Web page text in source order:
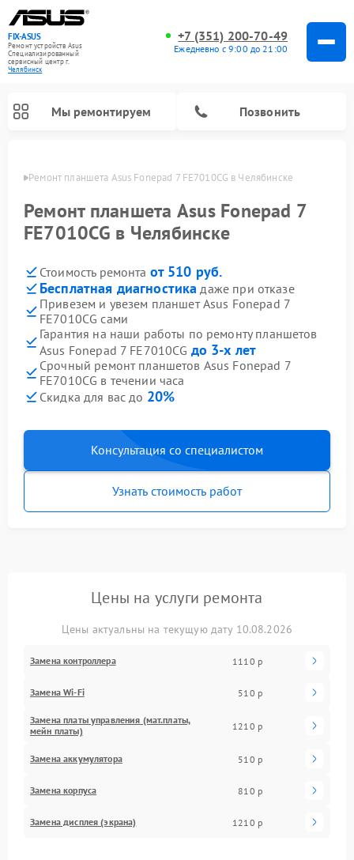
FIX-ASUS
Ремонт устройств Asus
Специализированный
cервисный центр г.
Челябинск
+7 (351) 200-70-49
Ежедневно с 9:00 до 21:00
Мы ремонтируем Позвонить
Ремонт планшета Asus Fonepad 7 FE7010CG в Челябинске
Ремонт планшета Asus Fonepad 7
FE7010CG в Челябинске
Стоимость ремонта от 510 руб.
Бесплатная диагностика даже при отказе
Привезем и увезем планшет Asus Fonepad 7
FE7010CG сами
Гарантия на наши работы по ремонту планшетов
Asus Fonepad 7 FE7010CG до 3-х лет
Срочный ремонт планшетов Asus Fonepad 7
FE7010CG в течении часа
Скидка для вас до 20%
Консультация со специалистом
Узнать стоимость работ
Цены на услуги ремонта
Цены актуальны на текущую дату 10.08.2026
Замена контроллера 1110 р
Замена Wi-Fi 510 р
Замена платы управления (мат.платы,
мейн платы)
1210 р
Замена аккумулятора 510 р
Замена корпуса 810 р
Замена дисплея (экрана) 1210 р